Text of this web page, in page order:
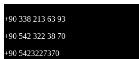
+90 338 213 63 93
+90 542 322 38 70
+90 5423227370